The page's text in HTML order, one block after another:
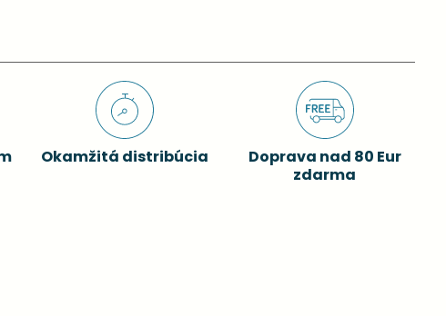
Okamžitá distribúcia
Doprava nad 80 Eur
zdarma